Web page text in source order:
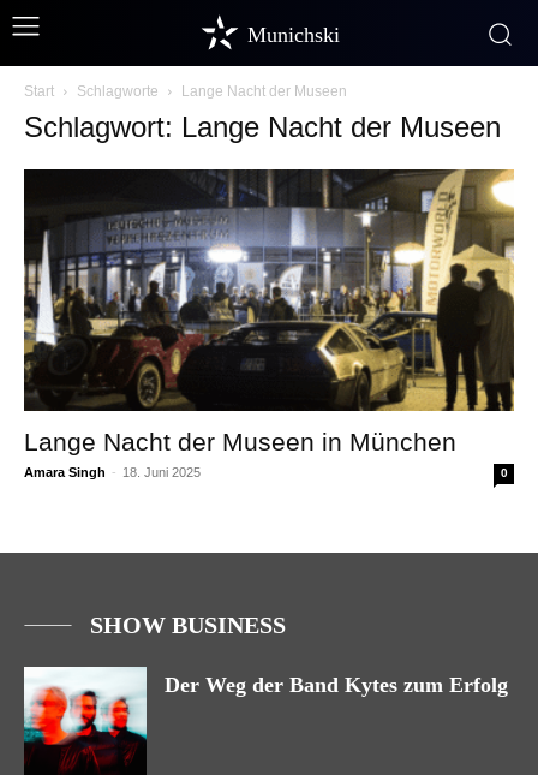
Munichski
Start Schlagworte Lange Nacht der Museen
Schlagwort: Lange Nacht der Museen
Lange Nacht der Museen in München
Amara Singh - 18. Juni 2025 0
SHOW BUSINESS
Der Weg der Band Kytes zum Erfolg